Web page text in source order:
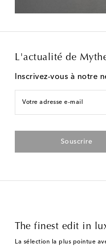
L'actualité de
Inscrivez-vous à notre
Votre adresse e-mail
Souscrire
The finest edit in
La sélection la plus pointue